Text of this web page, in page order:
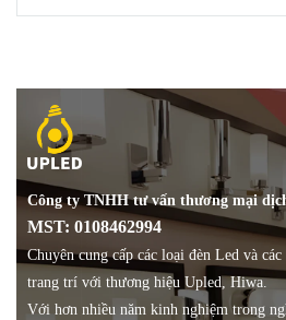
Công ty TNHH tư vấn thương mại
MST: 0108462994
Chuyên cung cấp các loại đèn Led và
trang trí với thương hiệu Upled, Hiwa.
Với hơn nhiều năm kinh nghiệm trong